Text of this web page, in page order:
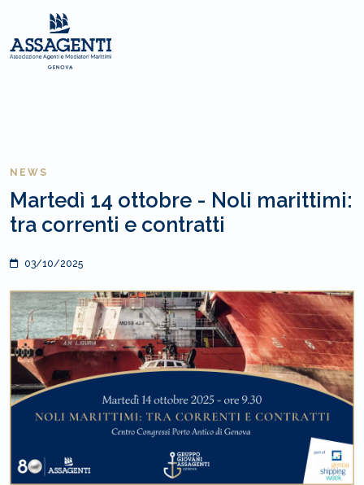
NEWS
Martedì 14 ottobre - Noli marittimi:
tra correnti e contratti
03/10/2025